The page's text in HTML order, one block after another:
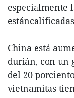
especialmente
China está
durián, con un
del 20
vietnamitas